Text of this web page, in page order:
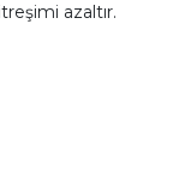
azaltır.